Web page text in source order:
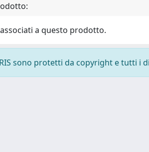
a questo prodotto.
sono protetti da copyright e tutti i